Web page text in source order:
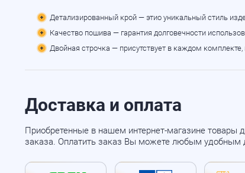
Детализированный крой — этио уникальный стиль
Качество пошива — гарантия долговечности
Двойная строчка — присутствует в каждом
Доставка и оплата
Приобретенные в нашем интернет-магазине товары
заказа. Оплатить заказ Вы можете любым удобным